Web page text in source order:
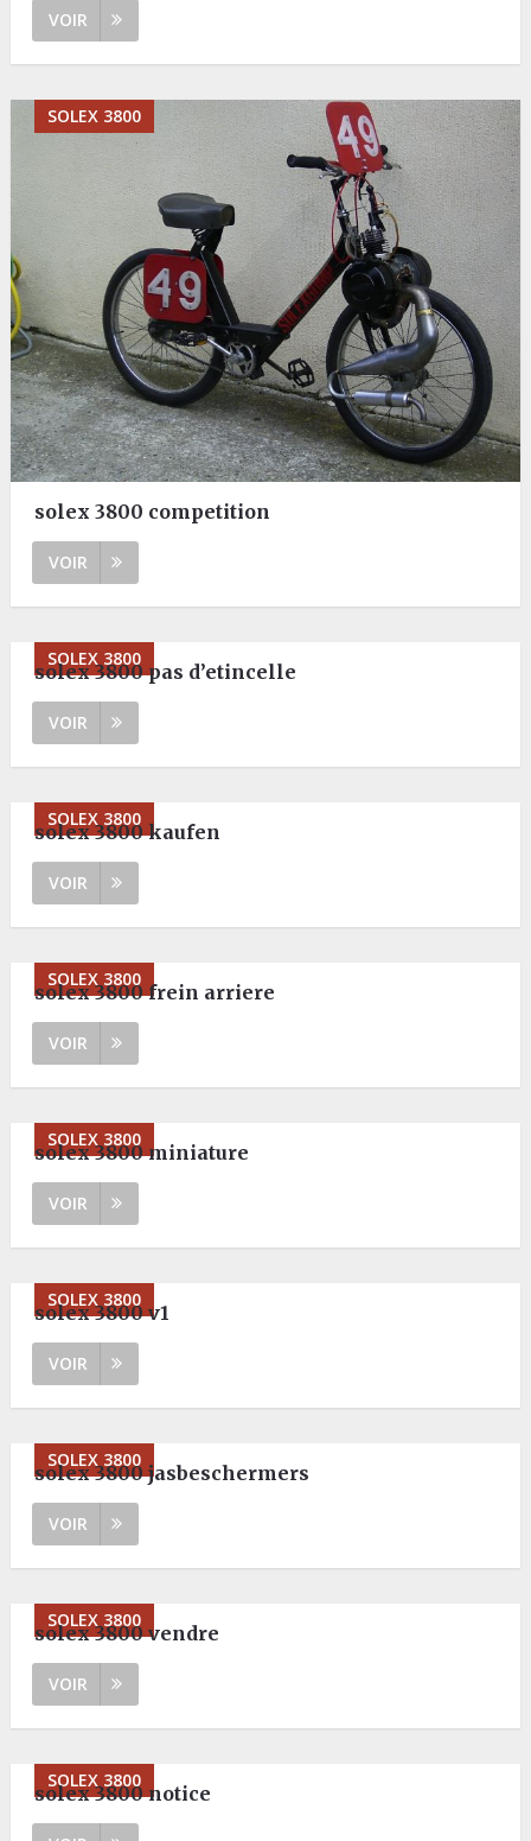
VOIR
SOLEX 3800
solex 3800 competition
VOIR
SOLEX 3800
solex 3800 pas d’etincelle
VOIR
SOLEX 3800
solex 3800 kaufen
VOIR
SOLEX 3800
solex 3800 frein arriere
VOIR
SOLEX 3800
solex 3800 miniature
VOIR
SOLEX 3800
solex 3800 v1
VOIR
SOLEX 3800
solex 3800 jasbeschermers
VOIR
SOLEX 3800
solex 3800 vendre
VOIR
SOLEX 3800
solex 3800 notice